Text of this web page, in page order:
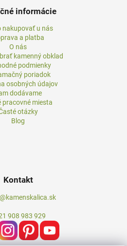
informácie
nakupovať u nás
a platba
O nás
kamenný obklad
podmienky
poriadok
osobných údajov
dodávame
pracovné miesta
otázky
Blog
Kontakt
908 983 929